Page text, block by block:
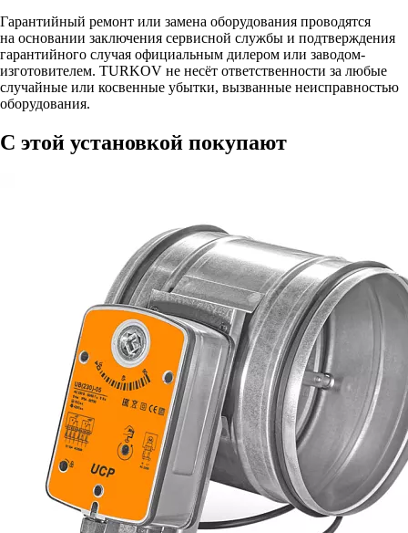
Гарантийный ремонт или замена оборудования проводятся
на основании заключения сервисной службы и подтверждения
гарантийного случая официальным дилером или заводом-
изготовителем. TURKOV не несёт ответственности за любые
случайные или косвенные убытки, вызванные неисправностью
оборудования.
С этой установкой покупают